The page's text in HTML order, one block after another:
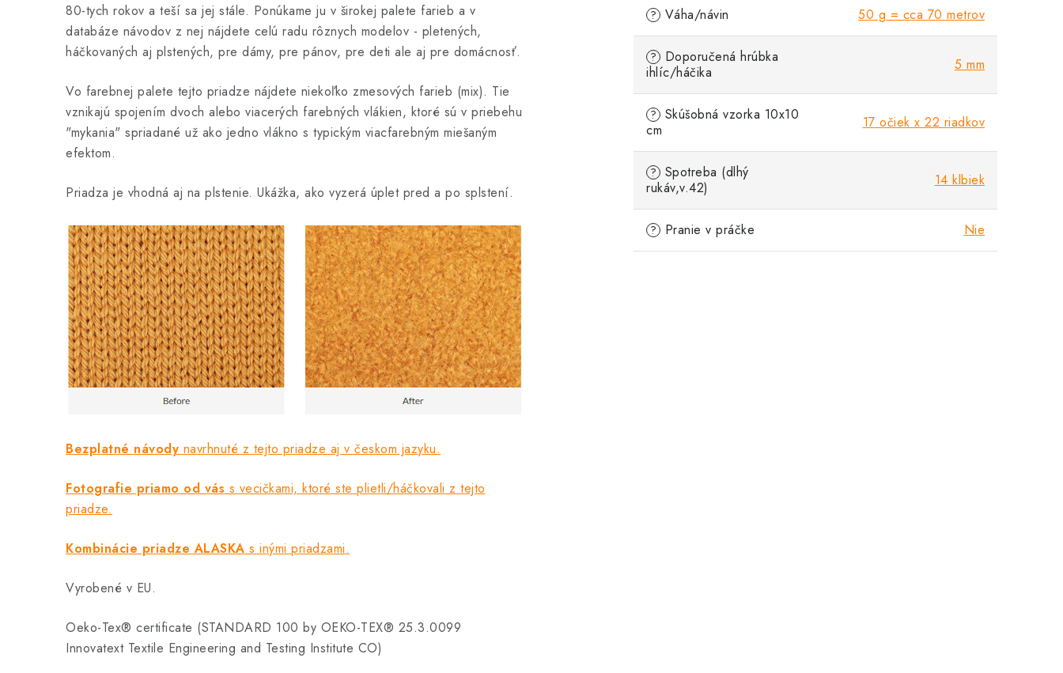
80-tych rokov a teší sa jej stále. Ponúkame ju v širokej palete farieb a v
databáze návodov z nej nájdete celú radu rôznych modelov - pletených,
háčkovaných aj plstených, pre dámy, pre pánov, pre deti ale aj pre domácnosť.
Vo farebnej palete tejto priadze nájdete niekoľko zmesových farieb (mix). Tie
vznikajú spojením dvoch alebo viacerých farebných vlákien, ktoré sú v priebehu
"mykania" spriadané už ako jedno vlákno s typickým viacfarebným miešaným
efektom.
Priadza je vhodná aj na plstenie. Ukážka, ako vyzerá úplet pred a po splstení.
Bezplatné návody navrhnuté z tejto priadze aj v českom jazyku.
Fotografie priamo od vás s vecičkami, ktoré ste plietli/háčkovali z tejto
priadze.
Kombinácie priadze ALASKA s inými priadzami.
Vyrobené v EU.
Oeko-Tex® certificate (STANDARD 100 by OEKO-TEX® 25.3.0099
Innovatext Textile Engineering and Testing Institute CO)
? Váha/návin 50 g = cca 70 metrov
? Doporučená hrúbka
ihlíc/háčika
5 mm
? Skúšobná vzorka 10x10
cm
17 očiek x 22 riadkov
? Spotreba (dlhý
rukáv,v.42)
14 klbiek
? Pranie v práčke Nie